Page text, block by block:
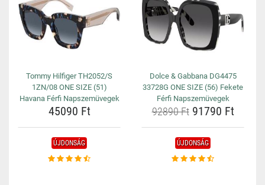
Tommy Hilfiger TH2052/S
1ZN/08 ONE SIZE (51)
Havana Férfi Napszemüvegek
45090 Ft
Dolce & Gabbana DG4475
33728G ONE SIZE (56) Fekete
Férfi Napszemüvegek
92890 Ft91790 Ft
ÚJDONSÁG ÚJDONSÁG